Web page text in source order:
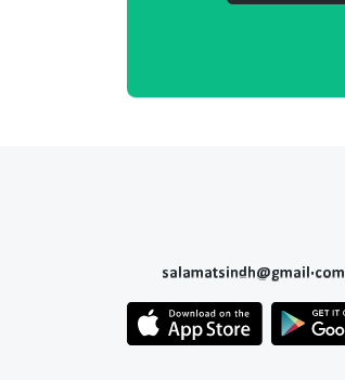
salamatsindh@gmail.com